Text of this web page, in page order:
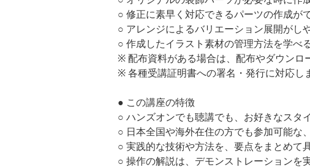
○ 修正に素早く対応できるパーツの作成が
○ アレンジによるバリエーション展開がし
○ 作成したイラスト素材の管理方法を学べ
※ 配布資料がある場合は、配布やダウンロ
※ 各種受講証明書への署名・発行に対応し
● この講座の特徴
○ ハンズオンでも聴講でも、お好きなスタ
○ 日本全国や海外在住の方でも参加可能な
○ 実践的な技術や方法を、要点をまとめて
○ 操作の解説は、デモンストレーションを